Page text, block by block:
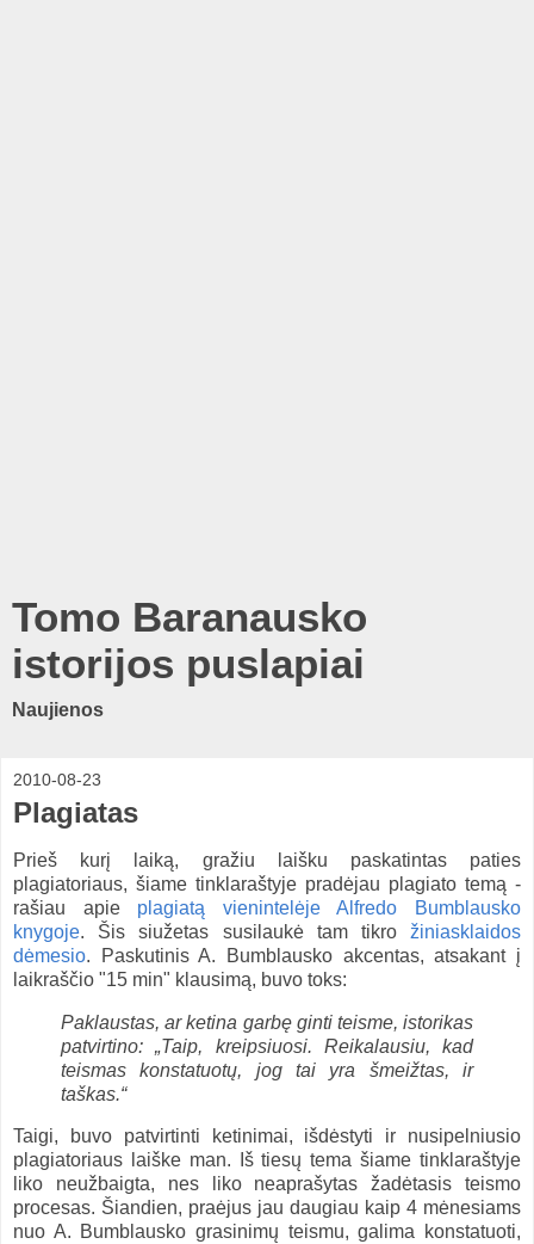
Tomo Baranausko
istorijos puslapiai
Naujienos
2010-08-23
Plagiatas
Prieš kurį laiką, gražiu laišku paskatintas paties
plagiatoriaus, šiame tinklaraštyje pradėjau plagiato temą -
rašiau apie plagiatą vienintelėje Alfredo Bumblausko
knygoje. Šis siužetas susilaukė tam tikro žiniasklaidos
dėmesio. Paskutinis A. Bumblausko akcentas, atsakant į
laikraščio "15 min" klausimą, buvo toks:
Paklaustas, ar ketina garbę ginti teisme, istorikas
patvirtino: „Taip, kreipsiuosi. Reikalausiu, kad
teismas konstatuotų, jog tai yra šmeižtas, ir
taškas.“
Taigi, buvo patvirtinti ketinimai, išdėstyti ir nusipelniusio
plagiatoriaus laiške man. Iš tiesų tema šiame tinklaraštyje
liko neužbaigta, nes liko neaprašytas žadėtasis teismo
procesas. Šiandien, praėjus jau daugiau kaip 4 mėnesiams
nuo A. Bumblausko grasinimų teismu, galima konstatuoti,